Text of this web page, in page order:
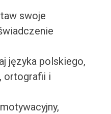
swoje
języka polskiego,
ortografii i